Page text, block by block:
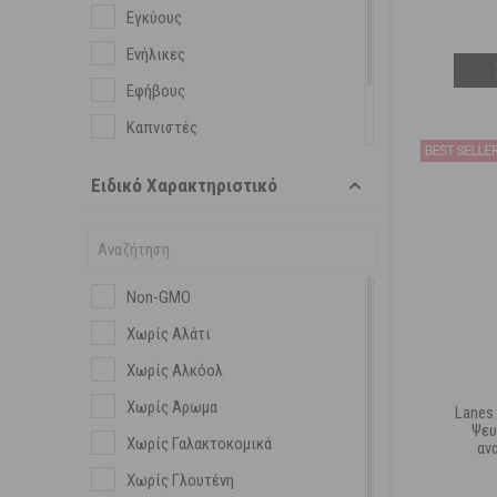
Εγκύους
Ενήλικες
Εφήβους
Καπνιστές
Παιδιά
Ειδικό Χαρακτηριστικό
Non-GMO
Χωρίς Αλάτι
Χωρίς Αλκόολ
Χωρίς Άρωμα
Χωρίς Γαλακτοκομικά
Χωρίς Γλουτένη
Lanes